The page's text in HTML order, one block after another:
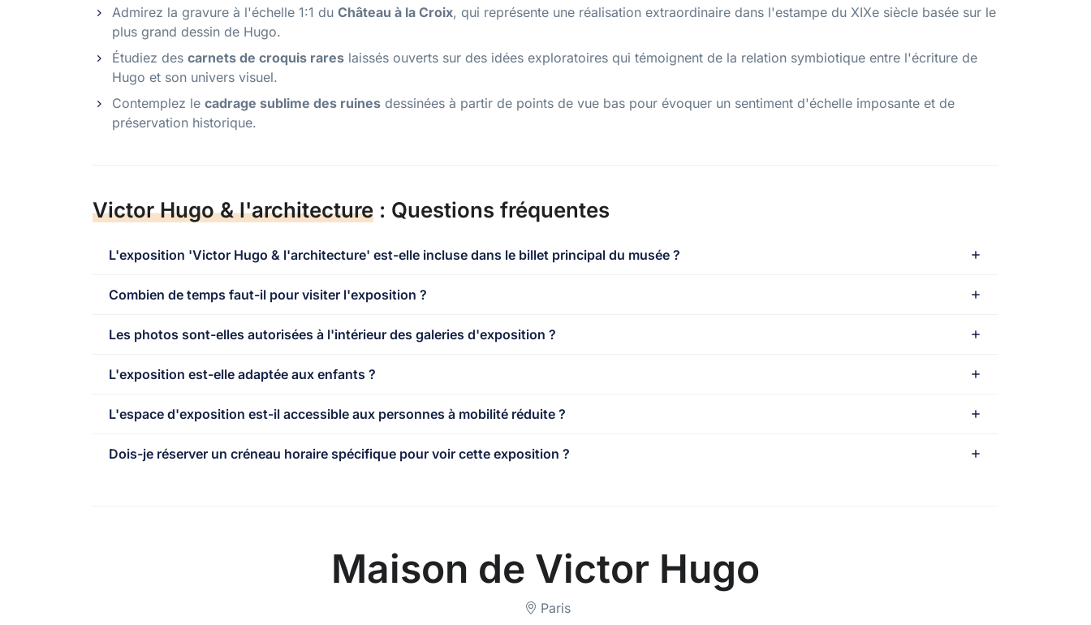
Admirez la gravure à l'échelle 1:1 du Château à la Croix, qui représente une réalisation extraordinaire dans l'estampe du XIXe siècle basée sur le
plus grand dessin de Hugo.
Étudiez des carnets de croquis rares laissés ouverts sur des idées exploratoires qui témoignent de la relation symbiotique entre l'écriture de
Hugo et son univers visuel.
Contemplez le cadrage sublime des ruines dessinées à partir de points de vue bas pour évoquer un sentiment d'échelle imposante et de
préservation historique.
Victor Hugo & l'architecture : Questions fréquentes
L'exposition 'Victor Hugo & l'architecture' est-elle incluse dans le billet principal du musée ?
Combien de temps faut-il pour visiter l'exposition ?
Les photos sont-elles autorisées à l'intérieur des galeries d'exposition ?
L'exposition est-elle adaptée aux enfants ?
L'espace d'exposition est-il accessible aux personnes à mobilité réduite ?
Dois-je réserver un créneau horaire spécifique pour voir cette exposition ?
Maison de Victor Hugo
Paris